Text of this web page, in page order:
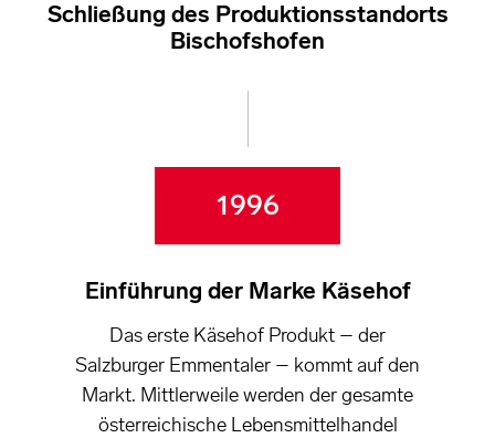
Schließung des Produktionsstandorts
Bischofshofen
1996
Einführung der Marke Käsehof
Das erste Käsehof Produkt – der
Salzburger Emmentaler – kommt auf den
Markt. Mittlerweile werden der gesamte
österreichische Lebensmittelhandel